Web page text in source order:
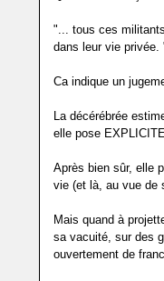
"... tous ces
dans leur vie privée.
Ca indique un
La décérébrée
elle pose
Après bien sûr, elle
vie (et là, au vue de
Mais quand à
sa vacuité, sur des
ouvertement de